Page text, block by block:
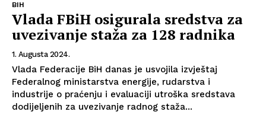
BIH
Vlada FBiH osigurala sredstva za
uvezivanje staža za 128 radnika
1. Augusta 2024.
Vlada Federacije BiH danas je usvojila izvještaj
Federalnog ministarstva energije, rudarstva i
industrije o praćenju i evaluaciji utroška sredstava
dodijeljenih za uvezivanje radnog staža...